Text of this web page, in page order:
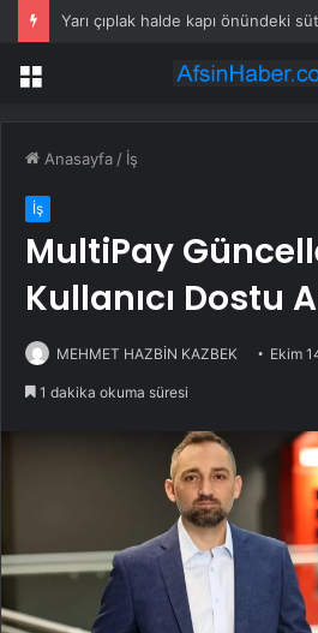
Menü
Anasayfa / İş
İş
MultiPay
Kullanıcı Dostu
MEHMET HAZBİN KAZBEK Ekim
1 dakika okuma süresi